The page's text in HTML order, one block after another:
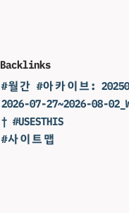
Backlinks
#월간 #아카이브:
2026-07-27~2026-08-
† #USESTHIS
#사이트맵